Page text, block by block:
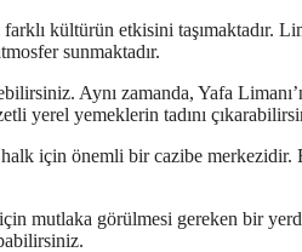
kültürün etkisini taşımaktadır.
sunmaktadır.
Aynı zamanda, Yafa
yerel yemeklerin tadını
için önemli bir cazibe merkezidir.
mutlaka görülmesi gereken bir